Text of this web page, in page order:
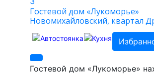
Гостевой дом «Лукоморье»
Новомихайловский, квартал
Гостевой дом «Лукоморье»